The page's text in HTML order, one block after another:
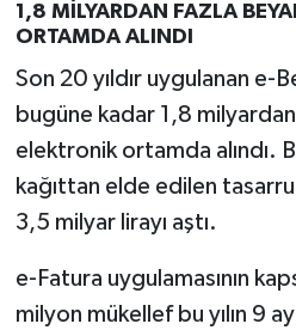
1,8 MİLYARDAN FAZLA
ORTAMDA ALINDI
Son 20 yıldır uygulanan e-
bugüne kadar 1,8
elektronik ortamda alındı.
kağıttan elde edilen
3,5 milyar lirayı aştı.
e-Fatura uygulamasının
milyon mükellef bu yılın 9